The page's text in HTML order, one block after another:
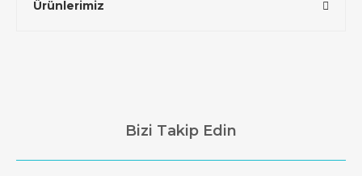
Ürünlerimiz
Bizi Takip Edin